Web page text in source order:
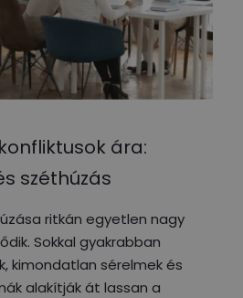
ára:
széthúzás
ritkán egyetlen nagy
Sokkal gyakrabban
kimondatlan sérelmek és
alakítják át lassan a